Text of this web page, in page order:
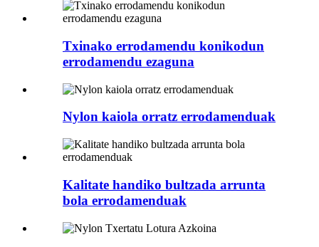
Txinako errodamendu konikodun
errodamendu ezaguna
Nylon kaiola orratz errodamenduak
Kalitate handiko bultzada arrunta
bola errodamenduak